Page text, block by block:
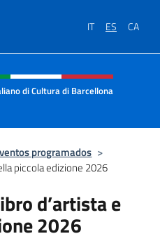
IT ES CA
web,
di Cultura di Barcellona
programados >
piccola edizione 2026
d’artista e
2026